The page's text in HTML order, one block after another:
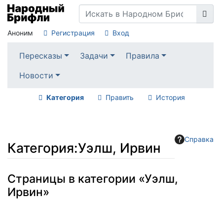
Аноним Регистрация Вход
Пересказы Задачи
Правила
Новости
Категория Править История
Справка
Категория:Уэлш, Ирвин
Перейти к:
Страницы в категории «Уэлш,
Ирвин»